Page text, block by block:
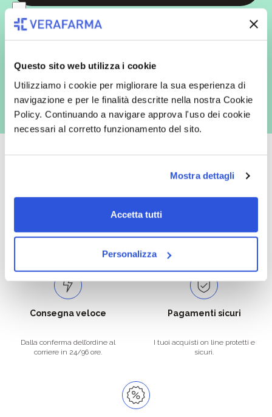
Questo sito web utilizza i cookie
Utilizziamo i cookie per migliorare la sua esperienza di
navigazione e per le finalità descritte nella nostra Cookie
Policy. Continuando a navigare approva l'uso dei cookie
necessari al corretto funzionamento del sito.
Mostra dettagli
Accetta tutti
Personalizza
In qualità di interessato, avendo letto l’informativaPrivacy Policy
redatta ai sensi del Regolamento EU 2016/679, acconsento
espressamente al trattamento dei miei dati personali per finalità
commerciali da parte di Verafarma, tra cui invio di comunicazioni
es. posta cartacea)
per soddisfare tutte le esigenze.
la spedizione la regaliamo noi.
Consegna veloce
Dalla conferma dell’ordine al
corriere in 24/96 ore.
Pagamenti sicuri
I tuoi acquisti on line protetti e
sicuri.